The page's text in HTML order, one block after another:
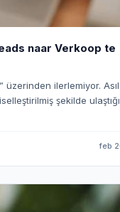
naar Verkoop te
ilerlemiyor. Asıl
şekilde
feb